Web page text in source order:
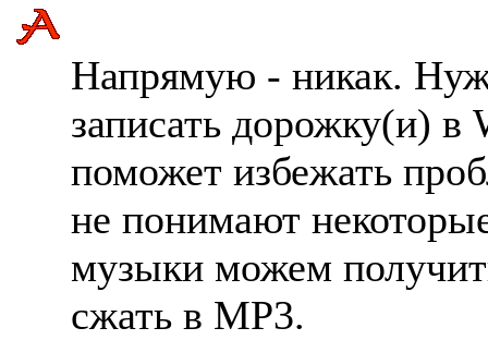
Hапpямую - никак.
записать доpожку(и)
поможет избежать
не понимают
музыки можем
сжать в MP3.